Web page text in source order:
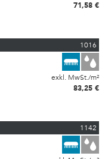
71,58 €
1016
exkl. MwSt./m²
83,25 €
1142